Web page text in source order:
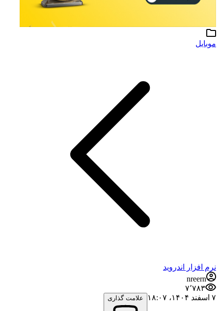
موبایل
نرم افزار اندروید
nreern
۷٬۷۸۳
۷ اسفند ۱۴۰۴،‏ ۱۸:۰۷
علامت گذاری